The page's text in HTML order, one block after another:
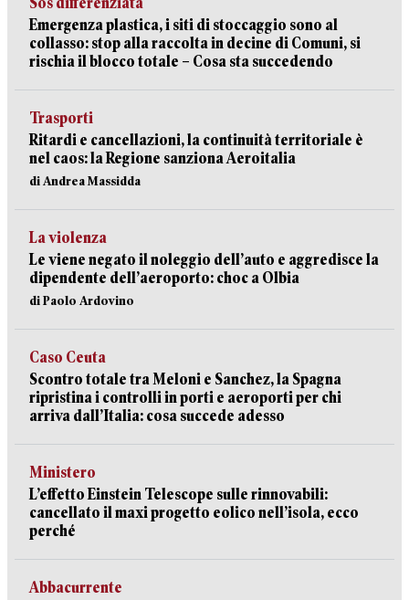
Emergenza plastica, i siti di stoccaggio sono al
collasso: stop alla raccolta in decine di Comuni, si
rischia il blocco totale – Cosa sta succedendo
Trasporti
Ritardi e cancellazioni, la continuità territoriale è
nel caos: la Regione sanziona Aeroitalia
di Andrea Massidda
La violenza
Le viene negato il noleggio dell’auto e aggredisce la
dipendente dell’aeroporto: choc a Olbia
di Paolo Ardovino
Caso Ceuta
Scontro totale tra Meloni e Sanchez, la Spagna
ripristina i controlli in porti e aeroporti per chi
arriva dall’Italia: cosa succede adesso
Ministero
L’effetto Einstein Telescope sulle rinnovabili:
cancellato il maxi progetto eolico nell’isola, ecco
perché
Abbacurrente